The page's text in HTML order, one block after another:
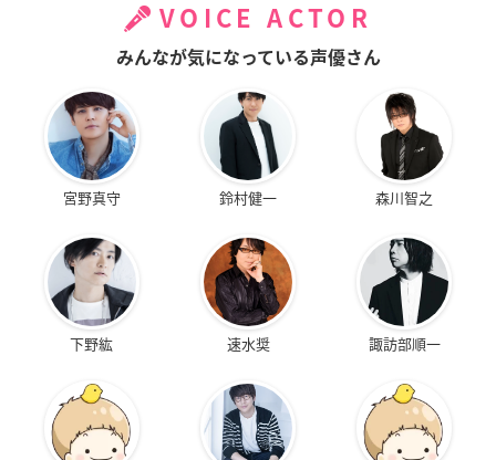
VOICE ACTOR
みんなが気になっている声優さん
宮野真守 鈴村健一 森川智之
下野紘 速水奨 諏訪部順一